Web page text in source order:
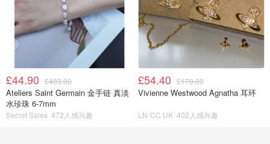
£44.90 £483.90
Ateliers Saint Germain 金手链 真淡
水珍珠 6-7mm
Secret Sales 472人感兴趣
£54.40 £170.00
Vivienne Westwood Agnatha 耳环
LN-CC UK 402人感兴趣